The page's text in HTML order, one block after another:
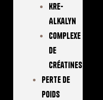
Kre-
Alkalyn
Complexe
De
Créatines
Perte De
Poids